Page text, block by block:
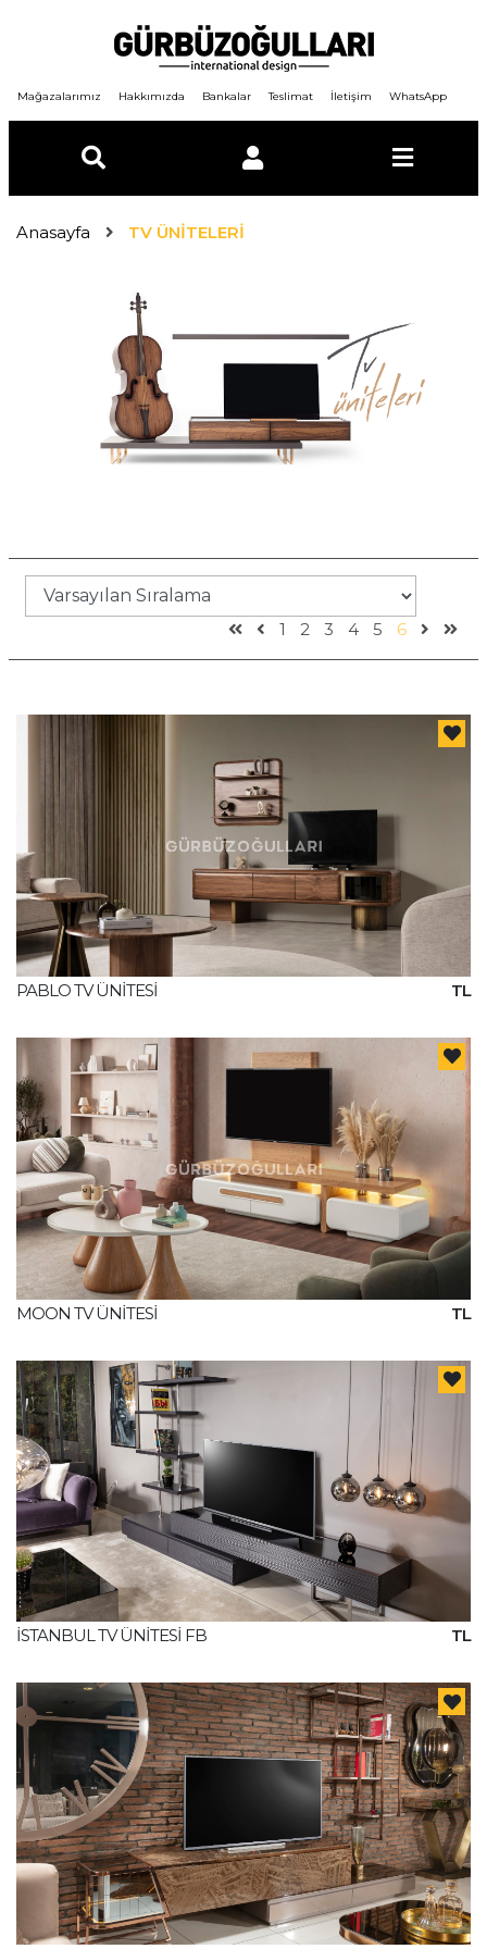
Mağazalarımız Hakkımızda Bankalar Teslimat İletişim WhatsApp
E-Posta
GİRİŞ YAP
ÜYE OL
Şifremi unuttum ?
Anasayfa TV ÜNİTELERİ
1 2 3 4 5 6
PABLO TV ÜNİTESİ TL
MOON TV ÜNİTESİ TL
İSTANBUL TV ÜNİTESİ FB TL